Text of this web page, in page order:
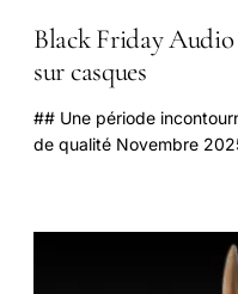
Black Friday Audio
sur casques
## Une période
de qualité Novembre